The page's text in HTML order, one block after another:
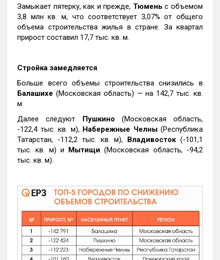
Замыкает пятерку, как и прежде, Тюмень с объемом
3,8 млн кв. м, что соответствует 3,07% от общего
объема строительства жилья в стране. За квартал
прирост составил 17,7 тыс. кв. м.
Стройка замедляется
Больше всего объемы строительства снизились в
Балашихе (Московская область) — на 142,7 тыс. кв.
м.
Далее следуют Пушкино (Московская область,
-122,4 тыс. кв. м), Набережные Челны(Республика
Татарстан, -112,2 тыс. кв. м), Владивосток(-101,1
тыс. кв. м) и Мытищи (Московская область, -94,2
тыс. кв. м).